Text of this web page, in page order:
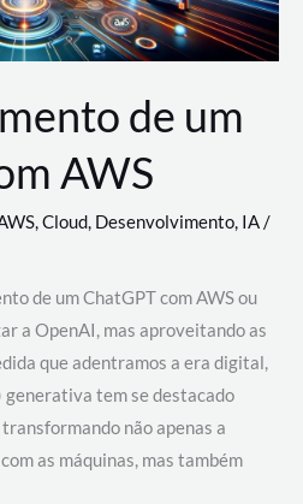
de um
AWS
,Cloud, Desenvolvimento, IA/
de um ChatGPT com AWS ou
a OpenAI, mas aproveitando as
que adentramos a era digital,
tem se destacado
não apenas a
as máquinas, mas também